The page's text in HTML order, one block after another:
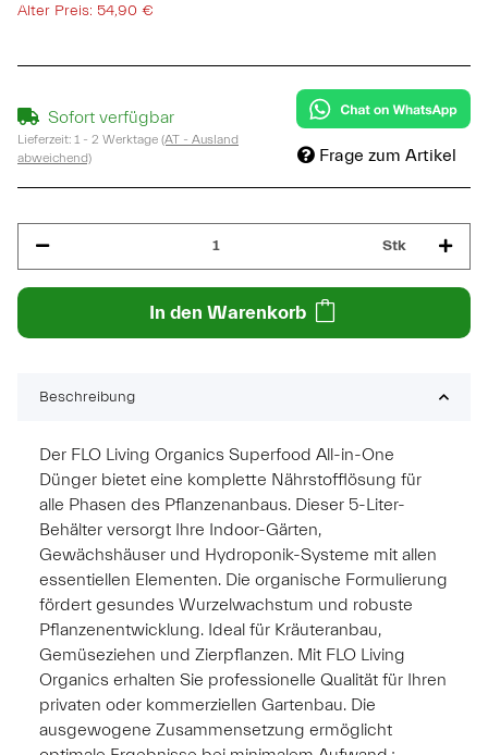
Alter Preis: 54,90 €
Sofort verfügbar
Lieferzeit: 1 - 2 Werktage (AT - Ausland
abweichend)
Frage zum Artikel
Stk
In den Warenkorb
Beschreibung
Der FLO Living Organics Superfood All-in-One
Dünger bietet eine komplette Nährstofflösung für
alle Phasen des Pflanzenanbaus. Dieser 5-Liter-
Behälter versorgt Ihre Indoor-Gärten,
Gewächshäuser und Hydroponik-Systeme mit allen
essentiellen Elementen. Die organische Formulierung
fördert gesundes Wurzelwachstum und robuste
Pflanzenentwicklung. Ideal für Kräuteranbau,
Gemüseziehen und Zierpflanzen. Mit FLO Living
Organics erhalten Sie professionelle Qualität für Ihren
privaten oder kommerziellen Gartenbau. Die
ausgewogene Zusammensetzung ermöglicht